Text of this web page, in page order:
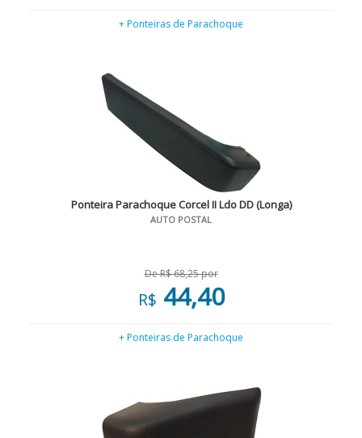
+ Ponteiras de Parachoque
Ponteira Parachoque Corcel II Ldo DD (Longa)
AUTO POSTAL
De R$ 68,25 por
R$ 44,40
+ Ponteiras de Parachoque